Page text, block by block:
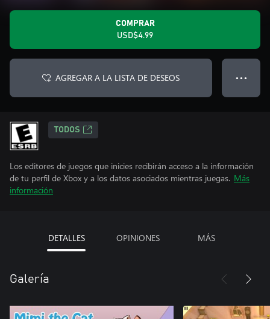
COMPRAR
USD$4.99
AGREGAR A LA LISTA DE DESEOS ● ● ●
TODOS
Los editores de juegos que inicies recibirán acceso a la información
de tu perfil de Xbox y a los datos asociados mientras juegas. Más
información
DETALLES OPINIONES MÁS
Galería